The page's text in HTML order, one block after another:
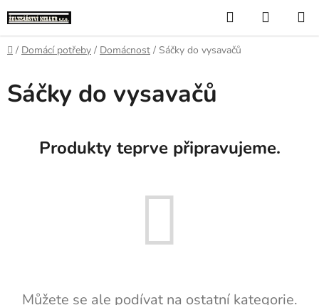
na
obsah
Hledat
KOŠÍK
Domů
/ Domácí potřeby / Domácnost / Sáčky do vysavačů
Sáčky do vysavačů
Produkty teprve připravujeme.
Můžete se ale podívat na ostatní kategorie.